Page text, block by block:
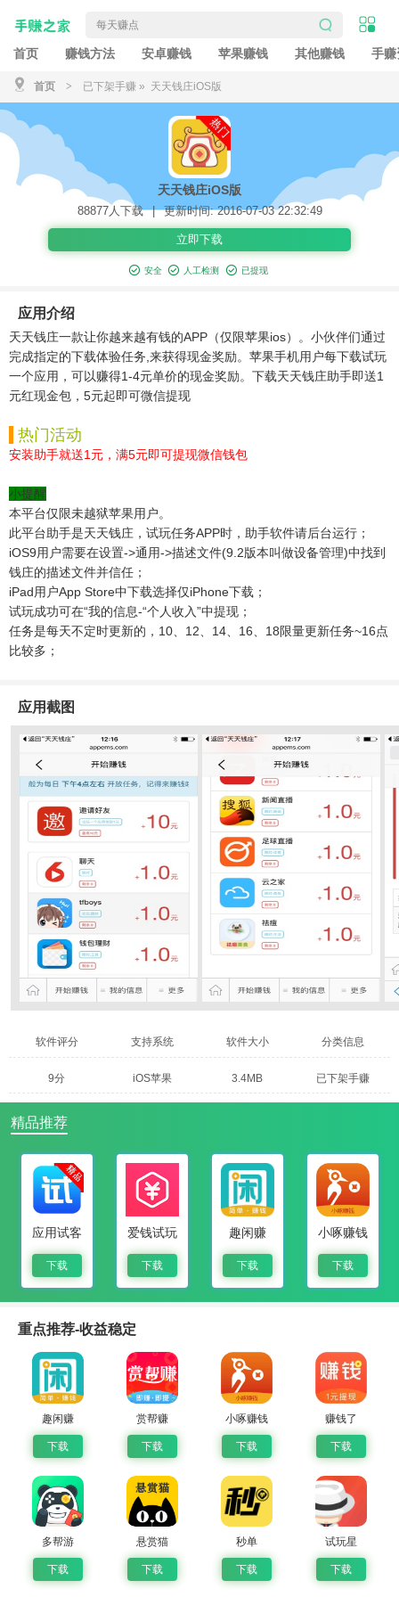
首页 赚钱方法 安卓赚钱 苹果赚钱 其他赚钱 手赚
首页 > 已下架手赚 » 天天钱庄iOS版
天天钱庄iOS版
88877人下载 | 更新时间: 2016-07-03 22:32:49
立即下载
安全 人工检测 已提现
应用介绍
天天钱庄一款让你越来越有钱的APP（仅限苹果ios）。小伙伴们通过
完成指定的下载体验任务,来获得现金奖励。苹果手机用户每下载试玩
一个应用，可以赚得1-4元单价的现金奖励。下载天天钱庄助手即送1
元红现金包，5元起即可微信提现
热门活动
安装助手就送1元，满5元即可提现微信钱包
小提醒
本平台仅限未越狱苹果用户。
此平台助手是天天钱庄，试玩任务APP时，助手软件请后台运行；
iOS9用户需要在设置->通用->描述文件(9.2版本叫做设备管理)中找到
钱庄的描述文件并信任；
iPad用户App Store中下载选择仅iPhone下载；
试玩成功可在“我的信息-“个人收入”中提现；
任务是每天不定时更新的，10、12、14、16、18限量更新任务~16点
比较多；
应用截图
软件评分 支持系统 软件大小 分类信息
9分 iOS苹果 3.4MB 已下架手赚
精品推荐
应用试客
下载
爱钱试玩
下载
趣闲赚
下载
小啄赚钱
下载
重点推荐-收益稳定
趣闲赚
下载
赏帮赚
下载
小啄赚钱
下载
赚钱了
下载
多帮游
下载
悬赏猫
下载
秒单
下载
试玩星
下载